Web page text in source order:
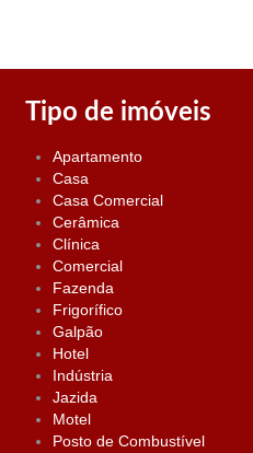
Tipo de imóveis
Apartamento
Casa
Casa Comercial
Cerâmica
Clínica
Comercial
Fazenda
Frigorífico
Galpão
Hotel
Indústria
Jazida
Motel
Posto de Combustível